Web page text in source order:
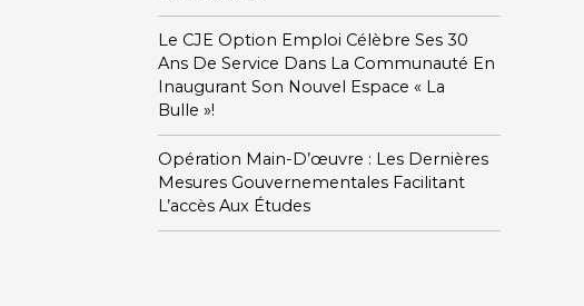
Le CJE Option Emploi Célèbre Ses 30
Ans De Service Dans La Communauté En
Inaugurant Son Nouvel Espace « La
Bulle »!
Opération Main-D’œuvre : Les Dernières
Mesures Gouvernementales Facilitant
L’accès Aux Études